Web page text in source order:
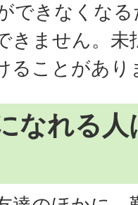
できなくな
きません。
ることがあり
なれる